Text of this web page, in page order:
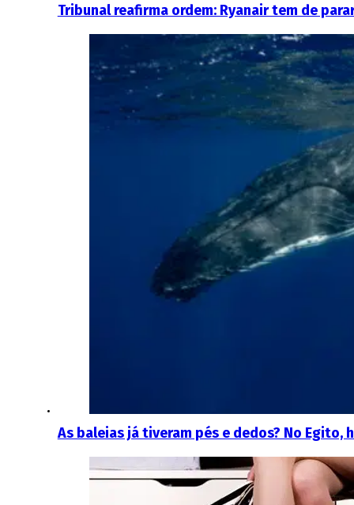
Tribunal reafirma ordem: Ryanair tem de
As baleias já tiveram pés e dedos? No Egito,